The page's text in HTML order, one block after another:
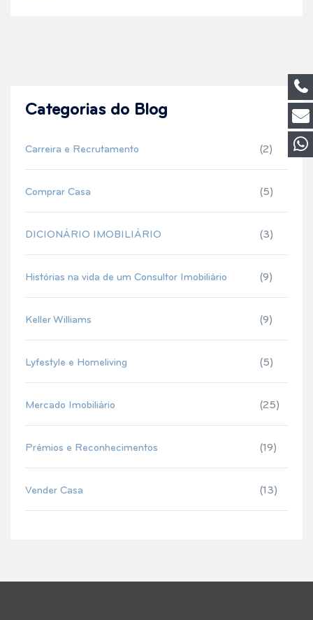
Categorias do Blog
Carreira e Recrutamento (2)
Comprar Casa (5)
DICIONÁRIO IMOBILIÁRIO (3)
Histórias na vida de um Consultor Imobiliário (9)
Keller Williams (9)
Lyfestyle e Homeliving (5)
Mercado Imobiliário (25)
Prémios e Reconhecimentos (19)
Vender Casa (13)